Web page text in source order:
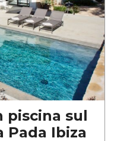
piscina sul
Pada Ibiza